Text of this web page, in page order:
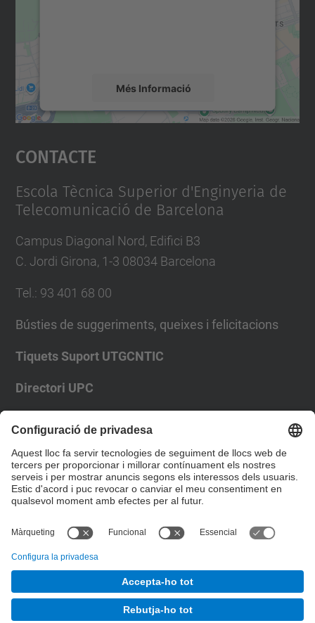
Més Informació
Accepta
powered by
Contacte
Escola Tècnica Superior d'Enginyeria de
Telecomunicació de Barcelona
Campus Diagonal Nord, Edifici B3
C. Jordi Girona, 1-3 08034 Barcelona
Tel. : 93 401 68 00
Bústies de suggeriments, queixes i felicitacions
Tiquets Suport UTGCNTIC
Directori UPC
Llista Xarxes Socials
© UPCEscola Tècnica Superior d'Enginyeria de
Telecomunicació de Barcelona